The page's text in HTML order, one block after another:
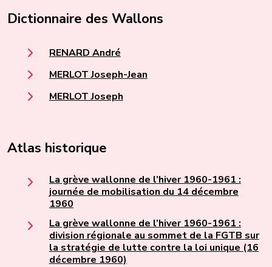
Dictionnaire des Wallons
RENARD André
MERLOT Joseph-Jean
MERLOT Joseph
Atlas historique
La grève wallonne de l’hiver 1960-1961 :
journée de mobilisation du 14 décembre
1960
La grève wallonne de l’hiver 1960-1961 :
division régionale au sommet de la FGTB sur
la stratégie de lutte contre la loi unique (16
décembre 1960)